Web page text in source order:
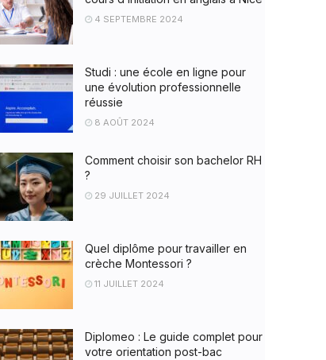
4 SEPTEMBRE 2024
Studi : une école en ligne pour
une évolution professionnelle
réussie
8 AOÛT 2024
Comment choisir son bachelor RH
?
29 JUILLET 2024
Quel diplôme pour travailler en
crèche Montessori ?
11 JUILLET 2024
Diplomeo : Le guide complet pour
votre orientation post-bac